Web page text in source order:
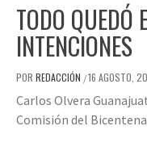
TODO QUEDÓ
INTENCIONES
POR REDACCIÓN /16 AGOSTO,
Carlos Olvera
Comisión del